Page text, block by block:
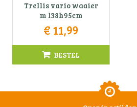
Trellis vario waaier
m l38h95cm
€ 11,99
BESTEL